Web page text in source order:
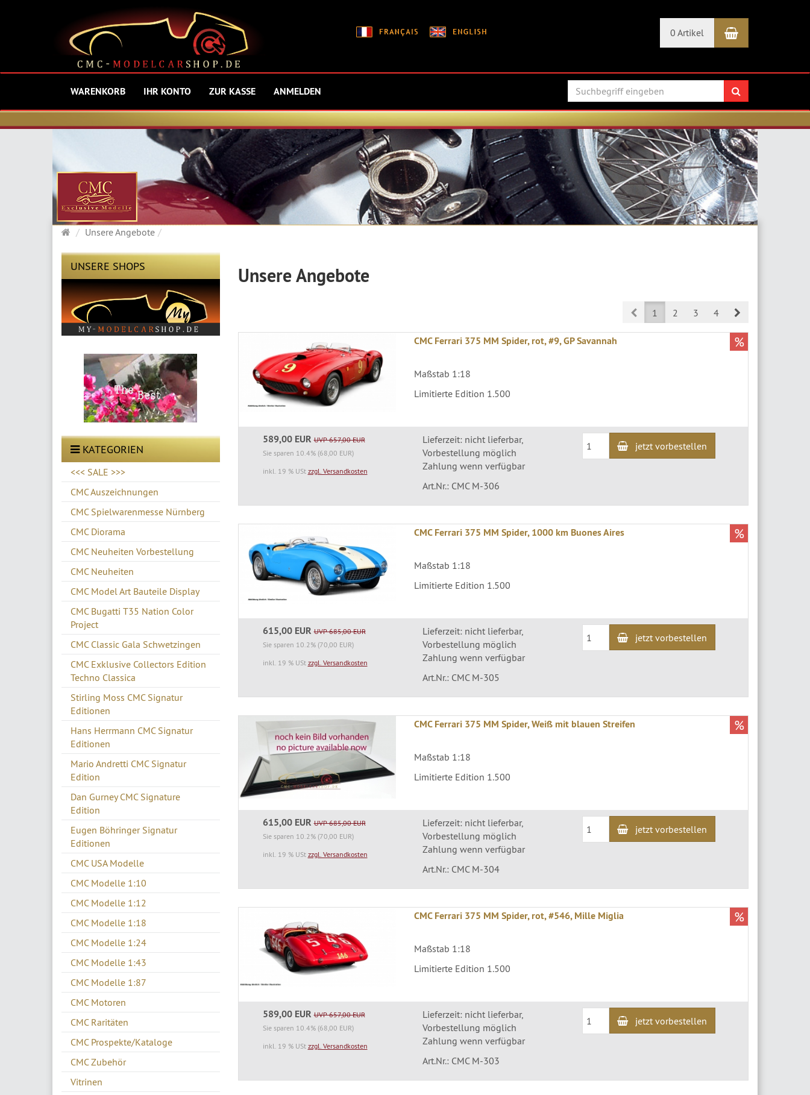
0 Artikel Warenkorb
WARENKORB IHR KONTO ZUR KASSE ANMELDEN
Startseite
Unsere Angebote
UNSERE SHOPS
KATEGORIEN
<<< SALE >>>
CMC Auszeichnungen
CMC Spielwarenmesse Nürnberg
CMC Diorama
CMC Neuheiten Vorbestellung
CMC Neuheiten
CMC Model Art Bauteile Display
CMC Bugatti T35 Nation Color
Project
CMC Classic Gala Schwetzingen
CMC Exklusive Collectors Edition
Techno Classica
Stirling Moss CMC Signatur
Editionen
Hans Herrmann CMC Signatur
Editionen
Mario Andretti CMC Signatur
Edition
Dan Gurney CMC Signature
Edition
Eugen Böhringer Signatur
Editionen
CMC USA Modelle
CMC Modelle 1:10
CMC Modelle 1:12
CMC Modelle 1:18
CMC Modelle 1:24
CMC Modelle 1:43
CMC Modelle 1:87
CMC Motoren
CMC Raritäten
CMC Prospekte/Kataloge
CMC Zubehör
Vitrinen
Unsere Angebote
Prev1 2 3 4
CMC Ferrari 375 MM Spider, rot, #9, GP Savannah
Maßstab 1:18
Limitierte Edition 1.500
589,00 EUR UVP 657,00 EUR
Sie sparen 10.4% (68,00 EUR)
inkl. 19 % USt zzgl. Versandkosten
Lieferzeit: nicht lieferbar,
Vorbestellung möglich
Zahlung wenn verfügbar
Art.Nr.: CMC M-306
jetzt vorbestellen
%
CMC Ferrari 375 MM Spider, 1000 km Buones Aires
Maßstab 1:18
Limitierte Edition 1.500
615,00 EUR UVP 685,00 EUR
Sie sparen 10.2% (70,00 EUR)
inkl. 19 % USt zzgl. Versandkosten
Lieferzeit: nicht lieferbar,
Vorbestellung möglich
Zahlung wenn verfügbar
Art.Nr.: CMC M-305
jetzt vorbestellen
%
CMC Ferrari 375 MM Spider, Weiß mit blauen Streifen
Maßstab 1:18
Limitierte Edition 1.500
615,00 EUR UVP 685,00 EUR
Sie sparen 10.2% (70,00 EUR)
inkl. 19 % USt zzgl. Versandkosten
Lieferzeit: nicht lieferbar,
Vorbestellung möglich
Zahlung wenn verfügbar
Art.Nr.: CMC M-304
jetzt vorbestellen
%
CMC Ferrari 375 MM Spider, rot, #546, Mille Miglia
Maßstab 1:18
Limitierte Edition 1.500
589,00 EUR UVP 657,00 EUR
Sie sparen 10.4% (68,00 EUR)
inkl. 19 % USt zzgl. Versandkosten
Lieferzeit: nicht lieferbar,
Vorbestellung möglich
Zahlung wenn verfügbar
Art.Nr.: CMC M-303
jetzt vorbestellen
%